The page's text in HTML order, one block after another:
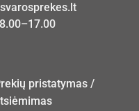
pristatymas /